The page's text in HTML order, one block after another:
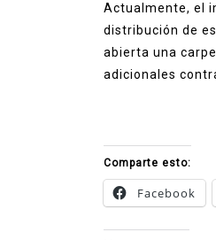
Actualmente, el
distribución de
abierta una
adicionales
Comparte esto:
Facebook